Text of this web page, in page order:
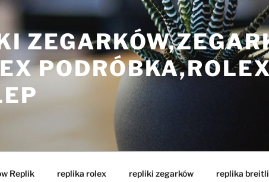
Replik replika rolex repliki zegarków replika